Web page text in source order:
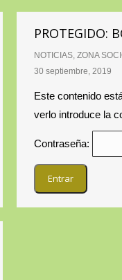
PROTEGIDO:
NOTICIAS, ZONA
30 septiembre, 2019
Este contenido
verlo introduce la
Contraseña: